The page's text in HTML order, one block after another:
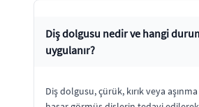
Diş dolgusu nedir ve hangi
uygulanır?
Diş dolgusu, çürük, kırık veya